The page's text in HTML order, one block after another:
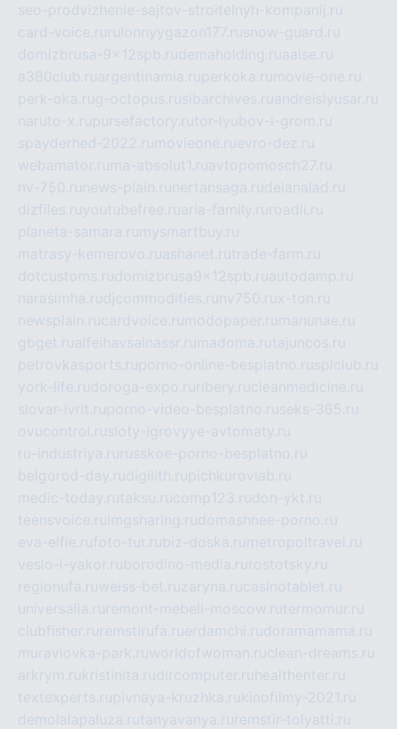
seo-prodvizhenie-sajtov-stroitelnyh-kompanij.ru
card-voice.ru rulonnyygazon177.rusnow-guard.ru
domizbrusa-9x12spb.rudemaholding.ruaalse.ru
a380club.ruargentinamia.ruperkoka.ru movie-one.ru
perk-oka.rug-octopus.rusibarchives.ruandreislyusar.ru
naruto-x.rupursefactory.rutor-lyubov-i-grom.ru
spayderhed-2022.ru movieone.ruevro-dez.ru
webamator.ru ma-absolut1.ruavtopomosch27.ru
nv-750.ru news-plain.ru nertansaga.rudelanalad.ru
dizfiles.ruyoutubefree.ruaria-family.ru roadli.ru
planeta-samara.ru mysmartbuy.ru
matrasy-kemerovo.ruashanet.rutrade-farm.ru
dotcustoms.rudomizbrusa9x12spb.ruautodamp.ru
narasimha.rudjcommodities.ru nv750.rux-ton.ru
newsplain.rucardvoice.ru modopaper.ru manunae.ru
gbget.rualfeihavsalnassr.ru madoma.rutajuncos.ru
petrovkasports.ruporno-online-besplatno.rusplclub.ru
york-life.rudoroga-expo.ru ribery.rucleanmedicine.ru
slovar-ivrit.ruporno-video-besplatno.ruseks-365.ru
ovucontrol.rusloty-igrovyye-avtomaty.ru
ru-industriya.ru russkoe-porno-besplatno.ru
belgorod-day.rudigilith.rupichkurovlab.ru
medic-today.rutaksu.rucomp123.rudon-ykt.ru
teensvoice.ru imgsharing.rudomashnee-porno.ru
eva-elfie.rufoto-tur.rubiz-doska.ru metropoltravel.ru
veslo-i-yakor.ruborodino-media.ru rostotsky.ru
regionufa.ruweiss-bet.ruzaryna.rucasinotablet.ru
universalia.ru remont-mebeli-moscow.rutermomur.ru
clubfisher.ru remstirufa.ruerdamchi.rudoramamama.ru
muraviovka-park.ruworldofwoman.ruclean-dreams.ru
arkrym.rukristinita.rudircomputer.ru healthenter.ru
textexperts.rupivnaya-kruzhka.rukinofilmy-2021.ru
demolalapaluza.rutanyavanya.ru remstir-tolyatti.ru